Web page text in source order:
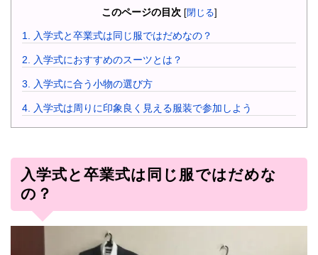
このページの目次 [閉じる]
1. 入学式と卒業式は同じ服ではだめなの？
2. 入学式におすすめのスーツとは？
3. 入学式に合う小物の選び方
4. 入学式は周りに印象良く見える服装で参加しよう
入学式と卒業式は同じ服ではだめな
の？